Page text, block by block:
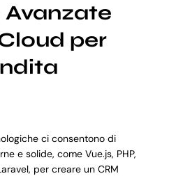
per
ci consentono di
e solide, come Vue.js, PHP,
per creare un CRM